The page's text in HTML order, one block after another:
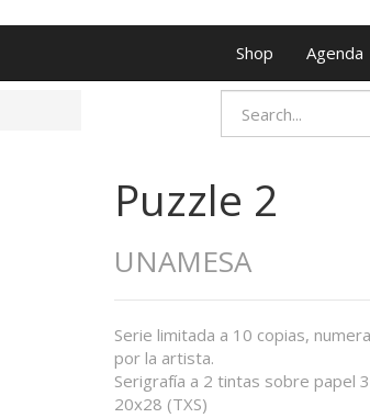
Shop Agenda
Puzzle 2
UNAMESA
Serie limitada a 10 copias,
por la artista.
Serigrafía a 2 tintas sobre papel
20x28 (TXS)